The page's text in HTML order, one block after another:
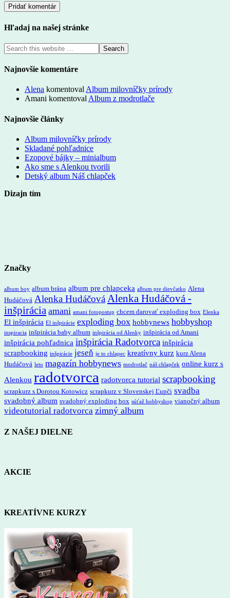
Hľadaj na našej stránke
Najnovšie komentáre
Alena komentoval Album milovníčky prírody
Amani komentoval Album z modrotlače
Najnovšie články
Album milovníčky prírody
Skladané pohľadnice
Ezopové bájky – minialbum
Ako sme s Alenkou tvorili
Detský album Náš chlapček
Dizajn tím
Značky
album boy album brána album pre chlapceka album pre dievčatko Alena
Hudáčová Alenka Hudáčová Alenka Hudáčová -
inšpirácia amani amani fotopostup chcem darovať exploding box Elenka
El inšpirácia El inšpirácie exploding box hobbynews hobbyshop
inspiracia inšpirácia baby album inšpirácia od Alenky inšpirácia od Amani
inšpirácia pohľadnica inšpirácia Radotvorca inšpirácia
scrapbooking inšpirácie jeseň je to chlapec kreatívny kurz kurz Alena
Hudáčová leto magazín hobbynews modrotlač náš chlapček online kurz s
Alenkou radotvorca radotvorca tutorial scrapbooking
scrapkurz s Dorotou Kotowicz scrapkurz v Slovenskej Ľupči svadba
svadobný album svadobný exploding box súťaž hobbyshop vianočný album
videotutorial radotvorca zimný album
Z NAŠEJ DIELNE
AKCIE
KREATÍVNE KURZY